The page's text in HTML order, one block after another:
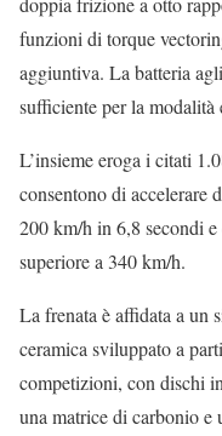
funzioni di torque
aggiuntiva. La batteria
sufficiente per la modalità
L’insieme eroga i citati
consentono di accelerare
200 km/h in 6,8 secondi
superiore a 340 km/h.
La frenata è affidata a un
ceramica sviluppato a
competizioni, con dischi
una matrice di carbonio e